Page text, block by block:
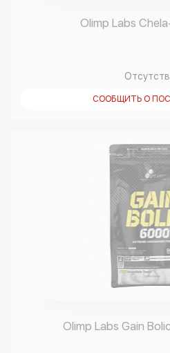
Olimp Labs
СООБЩИТЬ О
Olimp Labs Gain